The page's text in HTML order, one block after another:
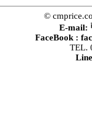
©
E-mail:
FaceBook :
TEL.